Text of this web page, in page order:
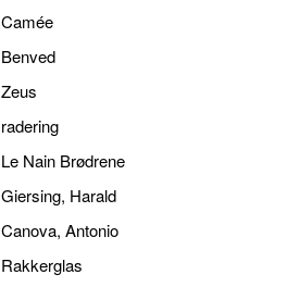
Camée
Benved
Zeus
radering
Le Nain Brødrene
Giersing, Harald
Canova, Antonio
Rakkerglas